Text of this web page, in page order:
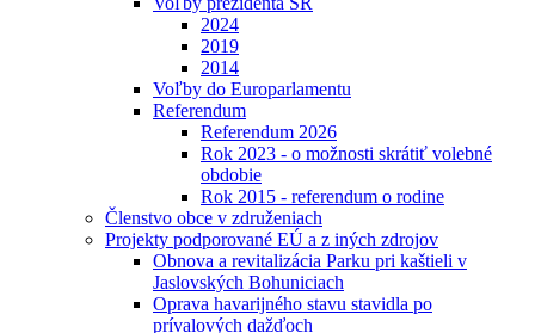
2024
2019
2014
Voľby do Europarlamentu
Referendum
Referendum 2026
Rok 2023 - o možnosti skrátiť volebné
obdobie
Rok 2015 - referendum o rodine
Členstvo obce v združeniach
Projekty podporované EÚ a z iných zdrojov
Obnova a revitalizácia Parku pri kaštieli v
Jaslovských Bohuniciach
Oprava havarijného stavu stavidla po
prívalových dažďoch